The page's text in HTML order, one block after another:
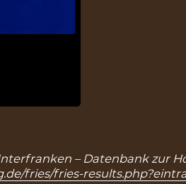
– Datenbank zur
fries/fries-